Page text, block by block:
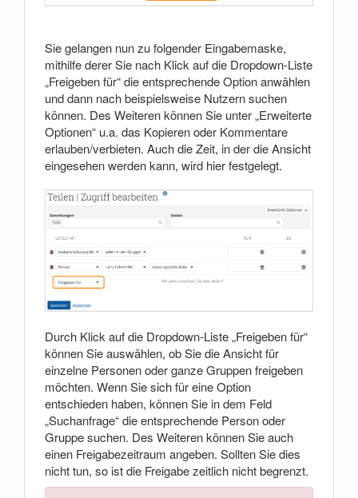
Sie gelangen nun zu folgender Eingabemaske,
mithilfe derer Sie nach Klick auf die Dropdown-Liste
„Freigeben für“ die entsprechende Option anwählen
und dann nach beispielsweise Nutzern suchen
können. Des Weiteren können Sie unter „Erweiterte
Optionen“ u.a. das Kopieren oder Kommentare
erlauben/verbieten. Auch die Zeit, in der die Ansicht
eingesehen werden kann, wird hier festgelegt.
Durch Klick auf die Dropdown-Liste „Freigeben für“
können Sie auswählen, ob Sie die Ansicht für
einzelne Personen oder ganze Gruppen freigeben
möchten. Wenn Sie sich für eine Option
entschieden haben, können Sie in dem Feld
„Suchanfrage“ die entsprechende Person oder
Gruppe suchen. Des Weiteren können Sie auch
einen Freigabezeitraum angeben. Sollten Sie dies
nicht tun, so ist die Freigabe zeitlich nicht begrenzt.